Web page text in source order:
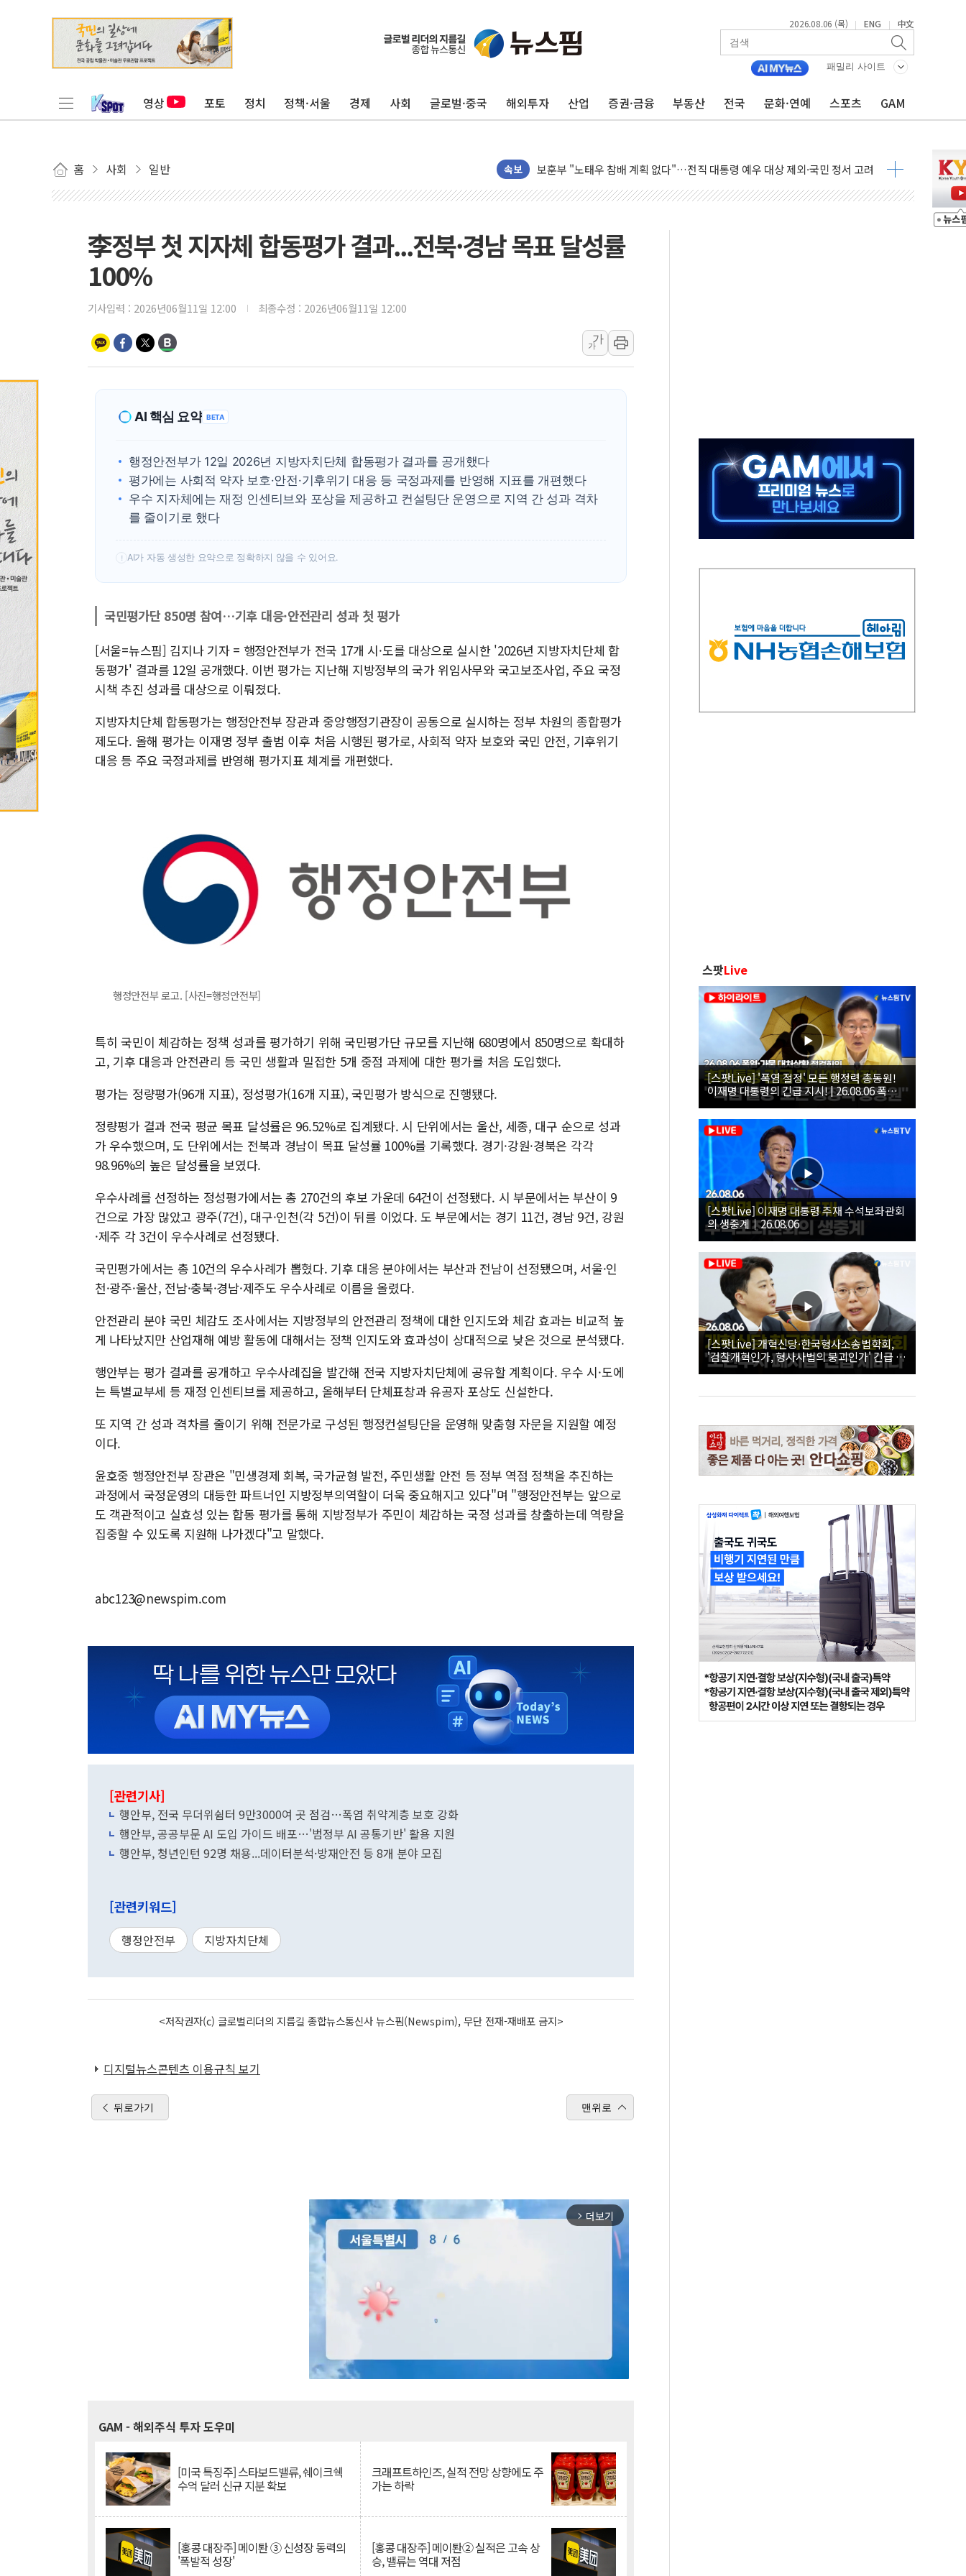
2026.08.06 (목) | ENG | 中文
패밀리 사이트
영상 포토 정치 정책·서울 경제 사회 글로벌·중국 해외투자 산업 증권·금융 부동산 전국 문화·연예 스포츠 GAM
홈 사회 일반 속보
LG전자, IFA 2026서 '차세대 AI 홈' 비전 공개
'SSD 프리미엄' 놓친 SK하이닉스, 솔리다임 띄운다
李대통령 "기후재난 뉴노멀…주거·전력 인프라 개선 예산 반영 검토"
오세훈 "서민 전·월세 외면한 세제개편"…용산공원 훼손 안 돼
온코닉테라퓨틱스 '자큐보', 인도 품목허가…해외 첫 허가
오세훈 '여론조사 대납' 항소심 21일 첫 공판…1심은 시장직 상실형
'檢 합수본 참여' 여부 논란...법조계 "법적근거 없어, 위법수집증거 가능성"
中 '항생제 개구리' 파장 확산, 식품안전 점검 강화
폭염 이어지는 서울... 39도 기록
李대통령 "40도 폭염, 외신에서나 보던 일"…전방위 대응 지시
인도, 차량 간 통신시스템 장착 의무화 추진..."업계 성장 저해" 우려도
李정부 첫 지자체 합동평가 결과...전북·경남 목표 달성률
100%
기사입력 : 2026년06월11일 12:00 최종수정 : 2026년06월11일 12:00
가
가
AI 핵심 요약 BETA
행정안전부가 12일 2026년 지방자치단체 합동평가 결과를 공개했다
평가에는 사회적 약자 보호·안전·기후위기 대응 등 국정과제를 반영해 지표를 개편했다
우수 지자체에는 재정 인센티브와 포상을 제공하고 컨설팅단 운영으로 지역 간 성과 격차
를 줄이기로 했다
! AI가 자동 생성한 요약으로 정확하지 않을 수 있어요.
국민평가단 850명 참여…기후 대응·안전관리 성과 첫 평가
[서울=뉴스핌] 김지나 기자 = 행정안전부가 전국 17개 시·도를 대상으로 실시한 '2026년 지방자치단체 합
동평가' 결과를 12일 공개했다. 이번 평가는 지난해 지방정부의 국가 위임사무와 국고보조사업, 주요 국정
시책 추진 성과를 대상으로 이뤄졌다.
지방자치단체 합동평가는 행정안전부 장관과 중앙행정기관장이 공동으로 실시하는 정부 차원의 종합평가
제도다. 올해 평가는 이재명 정부 출범 이후 처음 시행된 평가로, 사회적 약자 보호와 국민 안전, 기후위기
대응 등 주요 국정과제를 반영해 평가지표 체계를 개편했다.
행정안전부 로고. [사진=행정안전부]
특히 국민이 체감하는 정책 성과를 평가하기 위해 국민평가단 규모를 지난해 680명에서 850명으로 확대하
고, 기후 대응과 안전관리 등 국민 생활과 밀접한 5개 중점 과제에 대한 평가를 처음 도입했다.
평가는 정량평가(96개 지표), 정성평가(16개 지표), 국민평가 방식으로 진행됐다.
정량평가 결과 전국 평균 목표 달성률은 96.52%로 집계됐다. 시 단위에서는 울산, 세종, 대구 순으로 성과
가 우수했으며, 도 단위에서는 전북과 경남이 목표 달성률 100%를 기록했다. 경기·강원·경북은 각각
98.96%의 높은 달성률을 보였다.
우수사례를 선정하는 정성평가에서는 총 270건의 후보 가운데 64건이 선정됐다. 시 부문에서는 부산이 9
건으로 가장 많았고 광주(7건), 대구·인천(각 5건)이 뒤를 이었다. 도 부문에서는 경기 11건, 경남 9건, 강원
·제주 각 3건이 우수사례로 선정됐다.
국민평가에서는 총 10건의 우수사례가 뽑혔다. 기후 대응 분야에서는 부산과 전남이 선정됐으며, 서울·인
천·광주·울산, 전남·충북·경남·제주도 우수사례로 이름을 올렸다.
안전관리 분야 국민 체감도 조사에서는 지방정부의 안전관리 정책에 대한 인지도와 체감 효과는 비교적 높
게 나타났지만 산업재해 예방 활동에 대해서는 정책 인지도와 효과성이 상대적으로 낮은 것으로 분석됐다.
행안부는 평가 결과를 공개하고 우수사례집을 발간해 전국 지방자치단체에 공유할 계획이다. 우수 시·도에
는 특별교부세 등 재정 인센티브를 제공하고, 올해부터 단체표창과 유공자 포상도 신설한다.
또 지역 간 성과 격차를 줄이기 위해 전문가로 구성된 행정컨설팅단을 운영해 맞춤형 자문을 지원할 예정
이다.
윤호중 행정안전부 장관은 "민생경제 회복, 국가균형 발전, 주민생활 안전 등 정부 역점 정책을 추진하는
과정에서 국정운영의 대등한 파트너인 지방정부의역할이 더욱 중요해지고 있다"며 "행정안전부는 앞으로
도 객관적이고 실효성 있는 합동 평가를 통해 지방정부가 주민이 체감하는 국정 성과를 창출하는데 역량을
집중할 수 있도록 지원해 나가겠다"고 말했다.
abc123@newspim.com
[관련기사]
행안부, 전국 무더위쉼터 9만3000여 곳 점검…폭염 취약계층 보호 강화
행안부, 공공부문 AI 도입 가이드 배포…'범정부 AI 공통기반' 활용 지원
행안부, 청년인턴 92명 채용...데이터분석·방재안전 등 8개 분야 모집
[관련키워드]
행정안전부 지방자치단체
<저작권자(c) 글로벌리더의 지름길 종합뉴스통신사 뉴스핌(Newspim), 무단 전재-재배포 금지>
디지털뉴스콘텐츠 이용규칙 보기
뒤로가기 맨위로
arrow_forward_ios 더보기
GAM - 해외주식 투자 도우미
[미국 특징주] 스타보드밸류, 쉐이크쉑
수억 달러 신규 지분 확보
크래프트하인즈, 실적 전망 상향에도 주
가는 하락
[홍콩 대장주] 메이퇀 ③ 신성장 동력의
'폭발적 성장'
[홍콩 대장주] 메이퇀② 실적은 고속 상
승, 밸류는 역대 저점
스팟Live
[스팟Live] '폭염 절정' 모든 행정력 총동원!
이재명 대통령의 긴급 지시! | 26.08.06 폭염•
가뭄 대처상황 점검회의
[스팟Live] 이재명 대통령 주재 수석보좌관회
의 생중계｜26.08.06
[스팟Live] 개혁신당·한국형사소송법학회,
'검찰개혁인가, 형사사법의 붕괴인가' 긴급 세
미나｜26.08.06